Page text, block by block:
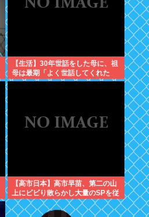
【生活】30年世話をした母に、祖
母は最期「よく世話してくれた
ね。ずっと嫌いだったのが残念だ
【高市日本】高市早苗、第二の山
上にビビり散らかし大量のSPを従
え演説台にも全面防弾ガラスを設
置